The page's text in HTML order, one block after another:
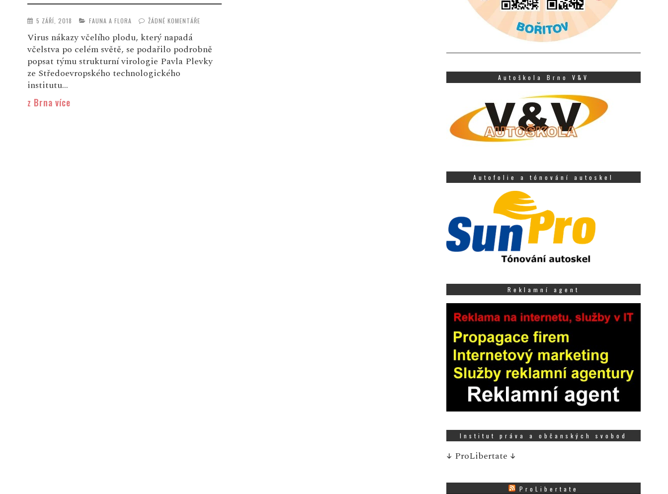
5 ZÁŘÍ, 2018 FAUNA A FLORA ŽÁDNÉ KOMENTÁŘE
Virus nákazy včelího plodu, který napadá
včelstva po celém světě, se podařilo podrobně
popsat týmu strukturní virologie Pavla Plevky
ze Středoevropského technologického
institutu...
z Brna více
Autoškola Brno V&V
Autofolie a tónování autoskel
Reklamní agent
Institut práva a občanských svobod
↓ ProLibertate ↓
ProLibertate